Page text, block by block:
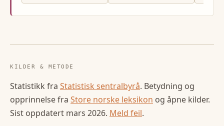
KILDER & METODE
Statistikk fra Statistisk sentralbyrå. Betydning og
opprinnelse fra Store norske leksikon og åpne kilder.
Sist oppdatert mars 2026. Meld feil.